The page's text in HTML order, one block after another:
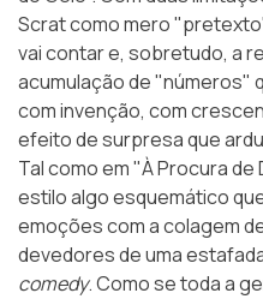
Scrat como mero
vai contar e, sobretudo, a
acumulação de "números"
com invenção, com
efeito de surpresa que
Tal como em "À Procura
estilo algo esquemático
emoções com a colagem
devedores de uma
comedy. Como se toda a